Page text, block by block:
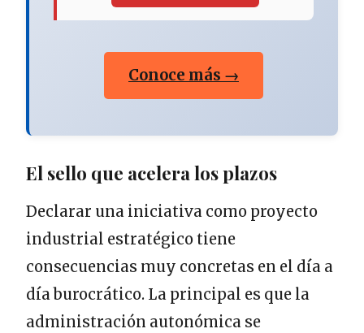
Conoce más →
El sello que acelera los plazos
Declarar una iniciativa como proyecto
industrial estratégico tiene
consecuencias muy concretas en el día a
día burocrático. La principal es que la
administración autonómica se